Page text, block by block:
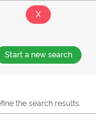
Start a new search
the search results.